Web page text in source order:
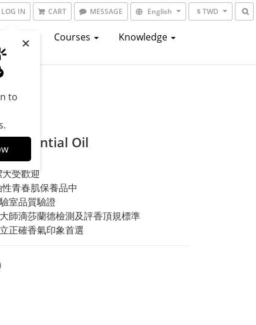
LOG IN
to
CART MESSAGE English $ TWD
Courses Knowledge
Essential Oil
受歡迎
青春肌保養品中
室品質驗證
師滴莎蘭德檢測及評香頂規標準
正確香氣印象首選